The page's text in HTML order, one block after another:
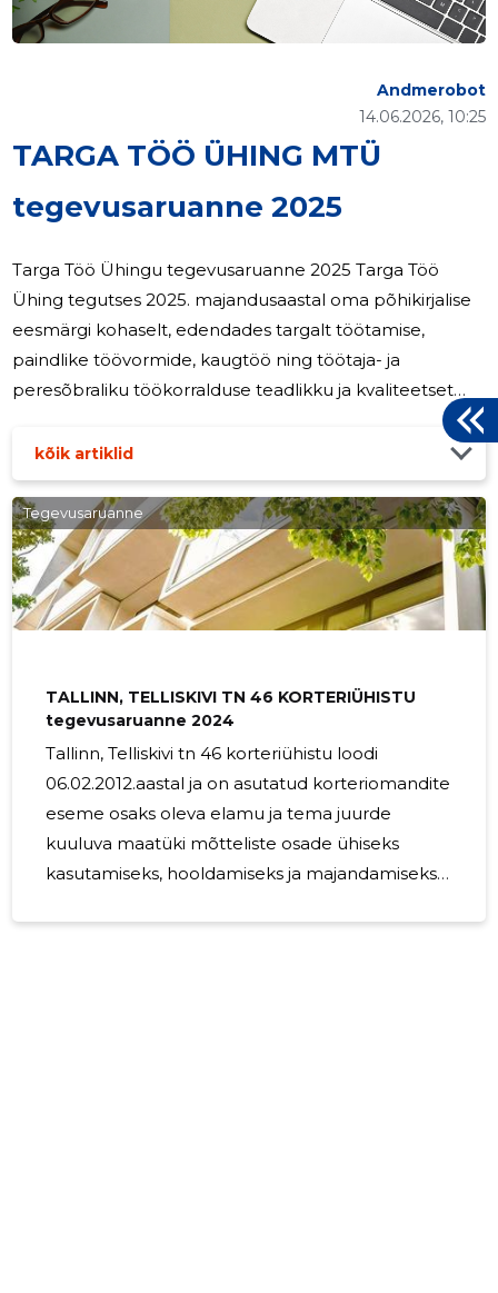
TARGA TÖÖ ÜHING MTÜ
tegevusaruanne 2025
14.06.2026, 10:25
Andmerobot
Targa Töö Ühingu tegevusaruanne 2025 Targa Töö
Ühing tegutses 2025. majandusaastal oma põhikirjalise
eesmärgi kohaselt, edendades targalt töötamise,
paindlike töövormide, kaugtöö ning töötaja- ja
peresõbraliku töökorralduse teadlikku ja kvaliteetset
organisatsioonide ja töötajate toetamisele
teadmuspõhise nõustamise, koolituste,
arendustegevuste, projektide ja koostöövõrgustike
kaudu. Aruandeaastal jätkus ühingu tegevus töö- ja
pereelu tasakaalu ning töötajasõbralike
juhtimispraktikate edendamisel. Oluline tegevussuund
oli Sotsiaalministeeriumiga
kõik artiklid
Tegevusaruanne
TALLINN, TELLISKIVI TN 46 KORTERIÜHISTU
tegevusaruanne 2024
Tallinn, Telliskivi tn 46 korteriühistu loodi
06.02.2012.aastal ja on asutatud korteriomandite
eseme osaks oleva elamu ja tema juurde
kuuluva maatüki mõtteliste osade ühiseks
kasutamiseks, hooldamiseks ja majandamiseks